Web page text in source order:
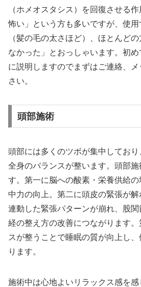
（ホメオスタシス）を回復させる
怖い」という方も多いですが、使用
（髪の毛の太さほど）、ほとんど
なかった」とおっしゃいます。初
に説明しますのでまずはご連絡、
さい。
頭部施術
頭部には多くのツボが集中してお
全身のバランスが整います。頭部
す。第一に脳への酸素・栄養供給
中力の向上。第二に頭皮の緊張が
連動した緊張パターンが崩れ、股
経の整え方の改善につながります
スが整うことで睡眠の質が向上し
ります。
施術中は心地よいリラックス感を